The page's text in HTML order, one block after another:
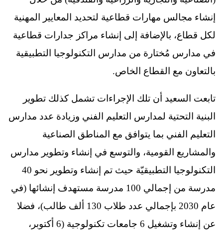
إنشاء مجالس مهارات قطاعية لتحديد المعايير المهنية
لكل قطاع، بالإضافة إلى إنشاء مراكز جدارات قطاعية
في مدارس مُختارة من مدارس التكنولوجيا التطبيقية
بالتعاون مع القطاع الخاص.
تابعت السعيد أن تلك الإجراءات تشمل كذلك تطوير
البنية التحتية لمدارس التعليم الفني وزيادة عدد مدارس
التعليم الفني بما يتوافق مع المناطق الصناعية
والمشاريع القومية، والتوسع في إنشاء وتطوير مدارس
التكنولوجيا التطبيقيّة حيث تم إنشاء وتطوير نحو 40
مدرسة من إجمالي 100 مدرسة مستهدف إنشائها (في
عام 2030 بإجمالي عدد طلاب 130 ألف طالب)، فضلا
عن إنشاء وتشغيل 6 جامعات تكنولوجية (6 أكتوبر،